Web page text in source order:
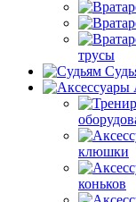
трусы
клюшки
коньков